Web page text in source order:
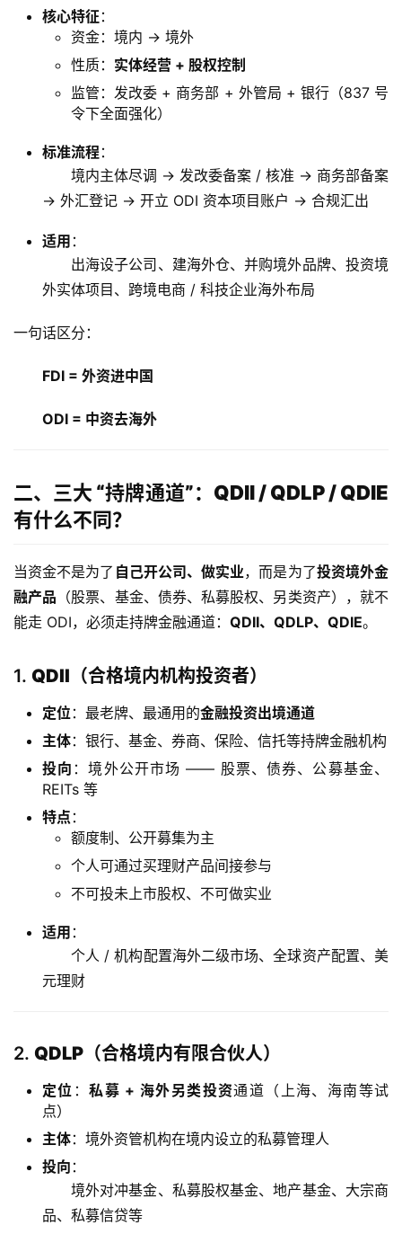
核心特征 ：
资金：境内 → 境外
性质： 实体经营 + 股权控制
监管：发改委 + 商务部 + 外管局 + 银行（837 号
令下全面强化）
标准流程：
境内主体尽调 → 发改委备案 / 核准 → 商务部备案
→ 外汇登记 → 开立 ODI 资本项目账户 → 合规汇出
适用 ：
出海设子公司、建海外仓、并购境外品牌、投资境
外实体项目、跨境电商 / 科技企业海外布局
一句话区分：
FDI = 外资进中国
ODI = 中资去海外
二、三大 “持牌通道”：QDII / QDLP / QDIE
有什么不同？
当资金不是为了 自己开公司、做实业，而是为了投资境外金
融产品 （股票、基金、债券、私募股权、另类资产），就不
能走 ODI，必须走持牌金融通道： QDII、QDLP、QDIE。
1. QDII（合格境内机构投资者）
定位：最老牌、最通用的金融投资出境通道
主体：银行、基金、券商、保险、信托等持牌金融机构
投向 ：境外公开市场 —— 股票、债券、公募基金、
REITs 等
特点 ：
额度制、公开募集为主
个人可通过买理财产品间接参与
不可投未上市股权、不可做实业
适用 ：
个人 / 机构配置海外二级市场、全球资产配置、美
元理财
2. QDLP（合格境内有限合伙人）
定位 ：私募 + 海外另类投资通道（上海、海南等试
点）
主体：境外资管机构在境内设立的私募管理人
投向 ：
境外对冲基金、私募股权基金、地产基金、大宗商
品、私募信贷等